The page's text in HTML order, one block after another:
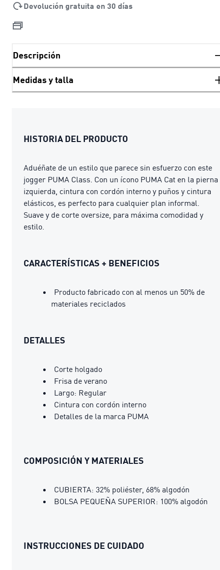
Devolución gratuita en 30 días
Descripción
Medidas y talla
HISTORIA DEL PRODUCTO
Aduéñate de un estilo que parece sin esfuerzo con este
jogger PUMA Class. Con un ícono PUMA Cat en la pierna
izquierda, cintura con cordón interno y puños y cintura
elásticos, es perfecto para cualquier plan informal.
Suave y de corte oversize, para máxima comodidad y
estilo.
CARACTERÍSTICAS + BENEFICIOS
Producto fabricado con al menos un 50% de
materiales reciclados
DETALLES
Corte holgado
Frisa de verano
Largo: Regular
Cintura con cordón interno
Detalles de la marca PUMA
COMPOSICIÓN Y MATERIALES
CUBIERTA: 32% poliéster, 68% algodón
BOLSA PEQUEÑA SUPERIOR: 100% algodón
INSTRUCCIONES DE CUIDADO